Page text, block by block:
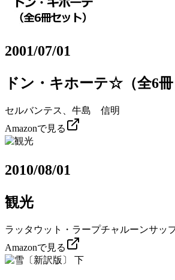
2001/07/01
ドン・キホーテ☆（全6
セルバンテス、牛島 信明
Amazonで見る
2010/08/01
観光
ラッタウット・ラープチャルーンサッ
Amazonで見る